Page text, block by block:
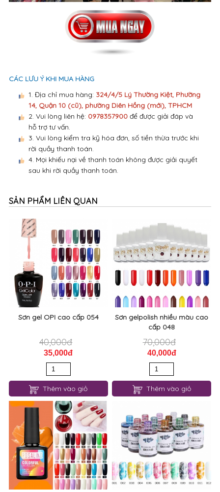
CÁC LƯU Ý KHI MUA HÀNG
1. Địa chỉ mua hàng: 324/4/5 Lý Thường Kiệt, Phường
14, Quận 10 (cũ), phường Diên Hồng (mới), TPHCM
2. Vui lòng liên hệ: 0978357900để được giải đáp và
hỗ trợ tư vấn.
3. Vui lòng kiểm tra kỹ hóa đơn, số tiền thừa trước khi
rời quầy thanh toán.
4. Mọi khiếu nại về thanh toán không được giải quyết
sau khi rời quầy thanh toán.
SẢN PHẨM LIÊN QUAN
Sơn gel OPI cao cấp 054
40,000đ
35,000đ
Thêm vào giỏ
Sơn gelpolish nhiều màu cao
cấp 048
70,000đ
40,000đ
Thêm vào giỏ